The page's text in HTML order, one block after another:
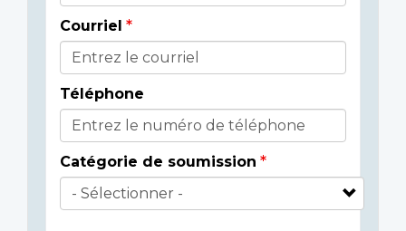
Courriel
Téléphone
Catégorie de soumission